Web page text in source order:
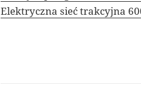
Elektryczna sieć trakcyjna